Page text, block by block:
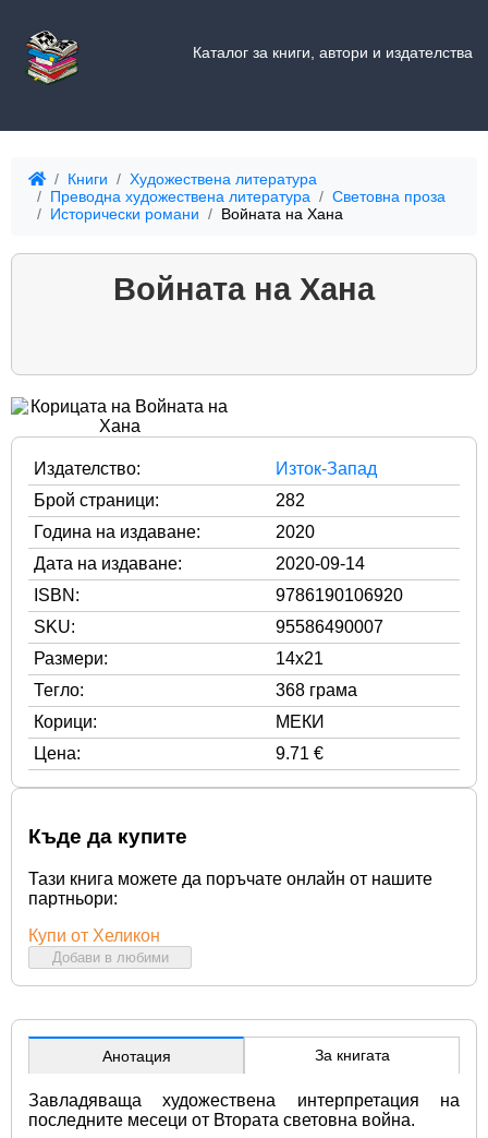
Каталог за книги, автори и издателства
Книги
Художествена литература
Преводна художествена литература
Световна проза
Исторически романи
Войната на Хана
Войната на Хана
Издателство:
Изток-Запад
Брой страници:
282
Година на издаване:
2020
Дата на издаване:
2020-09-14
ISBN:
9786190106920
SKU:
95586490007
Размери:
14x21
Тегло:
368 грама
Корици:
МЕКИ
Цена:
9.71 €
Къде да купите
Тази книга можете да поръчате онлайн от нашите
партньори:
Купи от Хеликон
Добави в любими
Анотация За книгата
Завладяваща художествена интерпретация на
последните месеци от Втората световна война.